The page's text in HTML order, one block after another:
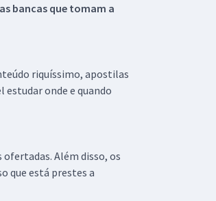
bancas que tomam a
riquíssimo, apostilas
onde e quando
ofertadas. Além disso, os
que está prestes a